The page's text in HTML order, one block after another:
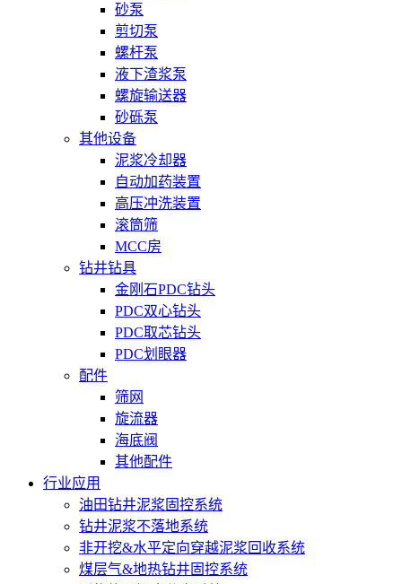
砂泵
剪切泵
螺杆泵
液下渣浆泵
螺旋输送器
砂砾泵
其他设备
泥浆冷却器
自动加药装置
高压冲洗装置
滚筒筛
MCC房
钻井钻具
金刚石PDC钻头
PDC双心钻头
PDC取芯钻头
PDC划眼器
配件
筛网
旋流器
海底阀
其他配件
行业应用
油田钻井泥浆固控系统
钻井泥浆不落地系统
非开挖&水平定向穿越泥浆回收系统
煤层气&地热钻井固控系统